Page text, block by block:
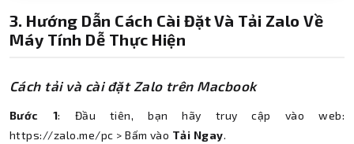
3. Hướng Dẫn Cách Cài Đặt Và Tải Zalo Về
Máy Tính Dễ Thực Hiện
Cách tải và cài đặt Zalo trên Macbook
Bước 1: Đầu tiên, bạn hãy truy cập vào web:
https://zalo.me/pc > Bấm vào Tải Ngay.